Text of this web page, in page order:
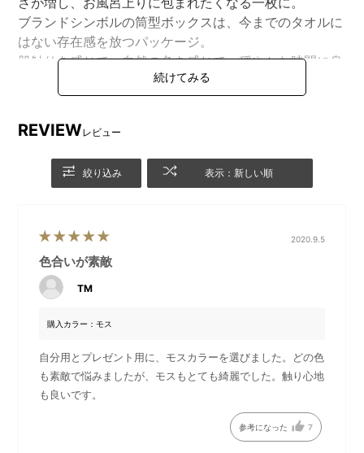
ブランドシンボルの筒型ボックスは、今までのタオルに
はない存在感を放つパッケージ。
肌触りを感じて、自然の色を感じて、穏やかな時間に身
をまかせる。そんなライフスタイルをお手伝いします。
洗うたびにふっくらと育つバスタオル
欲しい、育てるタオルのボックス入りシリーズ「feel」。新しく
をより実感していただける、ワンランク上のバスタオルです。
REVIEWレビュー
絞り込み 表示：新しい順
2020.9.5
色合いが素敵
TM
購入カラー：モス
自分用とプレゼント用に、モスカラーを選びました。どの色
も素敵で悩みましたが、モスもとても綺麗でした。触り心地
も良いです。
参考になった 7